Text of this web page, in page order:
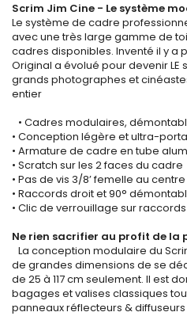
Scrim Jim Cine - Le système
Le système de cadre
avec une très large gamme de
cadres disponibles. Inventé il y a
Original a évolué pour devenir
grands photographes et
entier
• Cadres modulaires,
• Conception légère et ultra-
• Armature de cadre en tube
• Scratch sur les 2 faces du cadre
• Pas de vis 3/8’ femelle au
• Raccords droit et 90°
• Clic de verrouillage sur raccords
Ne rien sacrifier au profit de la
La conception modulaire du
de grandes dimensions de se
de 25 à 117 cm seulement. Il est
bagages et valises classiques
panneaux réflecteurs & diffuseurs